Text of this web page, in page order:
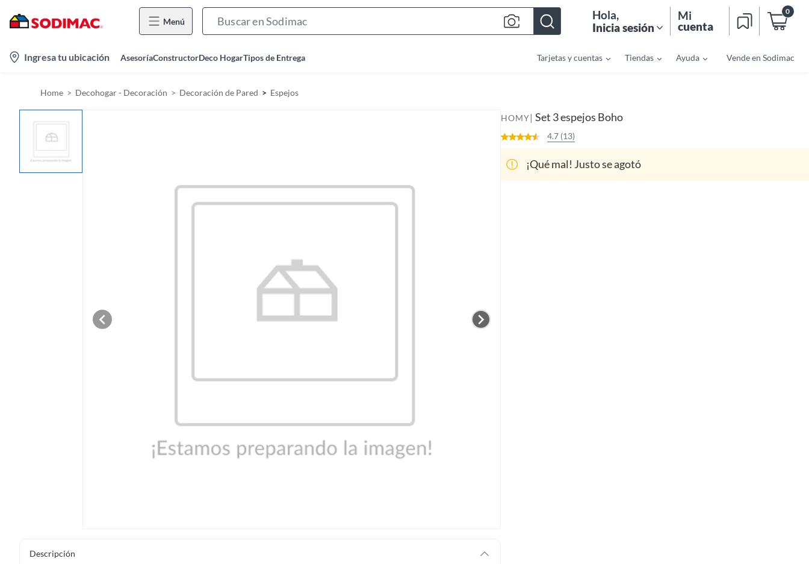
Menú Hola,
Inicia sesión
Mi
cuenta
0
Ingresa tu ubicación AsesoríaConstructorDeco HogarTipos de Entrega Tarjetas y cuentas Tiendas Ayuda Vende en Sodimac
Home Decohogar - Decoración Decoración de Pared Espejos
Descripción
HOMY| Set 3 espejos Boho
4.7 (13)
¡Qué mal! Justo se agotó